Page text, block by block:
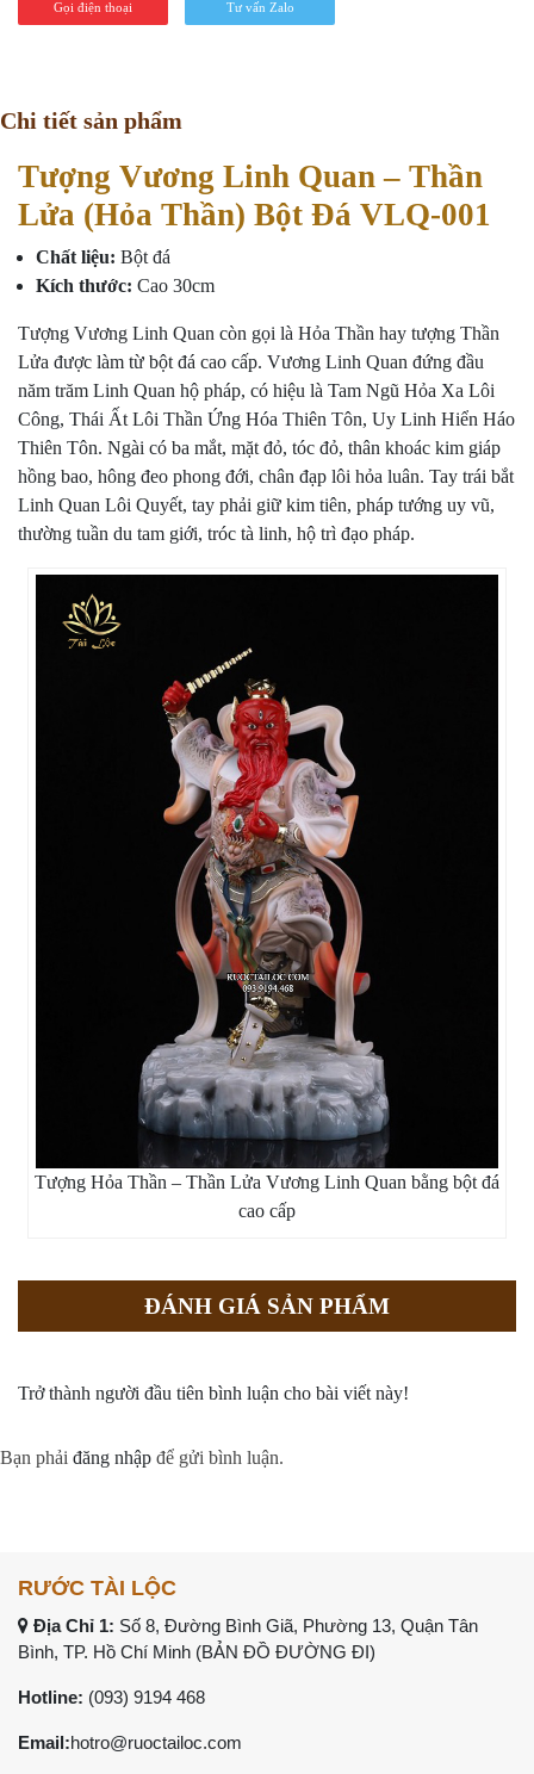
Gọi điện thoại Tư vấn Zalo
Chi tiết sản phẩm
Tượng Vương Linh Quan – Thần
Lửa (Hỏa Thần) Bột Đá VLQ-001
Chất liệu: Bột đá
Kích thước: Cao 30cm
Tượng Vương Linh Quan còn gọi là Hỏa Thần hay tượng Thần
Lửa được làm từ bột đá cao cấp. Vương Linh Quan đứng đầu
năm trăm Linh Quan hộ pháp, có hiệu là Tam Ngũ Hỏa Xa Lôi
Công, Thái Ất Lôi Thần Ứng Hóa Thiên Tôn, Uy Linh Hiển Háo
Thiên Tôn. Ngài có ba mắt, mặt đỏ, tóc đỏ, thân khoác kim giáp
hồng bao, hông đeo phong đới, chân đạp lôi hỏa luân. Tay trái bắt
Linh Quan Lôi Quyết, tay phải giữ kim tiên, pháp tướng uy vũ,
thường tuần du tam giới, tróc tà linh, hộ trì đạo pháp.
Tượng Hỏa Thần – Thần Lửa Vương Linh Quan bằng bột đá
cao cấp
ĐÁNH GIÁ SẢN PHẨM
Trở thành người đầu tiên bình luận cho bài viết này!
Bạn phải đăng nhập để gửi bình luận.
RƯỚC TÀI LỘC
Địa Chỉ 1: Số 8, Đường Bình Giã, Phường 13, Quận Tân
Bình, TP. Hồ Chí Minh (BẢN ĐỒ ĐƯỜNG ĐI )
Hotline: (093) 9194 468
Email:hotro@ruoctailoc.com